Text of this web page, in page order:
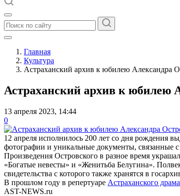
Главная
Культура
Астраханский архив к юбилею Александра
Астраханский архив к юбилею
13 апреля 2023, 14:44
0
12 апреля исполнилось 200 лет со дня рождения
фотографии и уникальные документы, связанные с
Произведения Островского в разное время
«Богатые невесты» и «Женитьба Белугина».
свидетельства с которого также хранятся в
В прошлом году в репертуаре Астраханского
AST-NEWS.ru